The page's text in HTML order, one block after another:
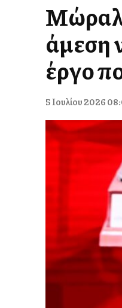
άμεση
έργο
5 Ιουλίου 2026